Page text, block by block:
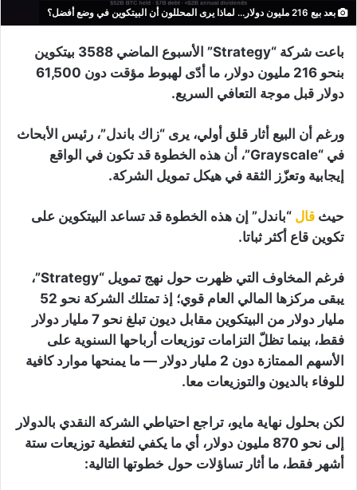
بعد بيع 216 مليون دولار… لماذا يرى المحللون أن البيتكوين في وضع أفضل؟
باعت شركة “Strategy” الأسبوع الماضي 3588 بيتكوين
بنحو 216 مليون دولار، ما أدّى لهبوط مؤقت دون 61,500
دولار قبل موجة التعافي السريع.
ورغم أن البيع أثار قلق أولي، يرى “زاك باندل”، رئيس الأبحاث
في “Grayscale”، أن هذه الخطوة قد تكون في الواقع
إيجابية وتعزّز الثقة في هيكل تمويل الشركة.
حيث قال “باندل” إن هذه الخطوة قد تساعد البيتكوين على
تكوين قاع أكثر ثباتا.
فرغم المخاوف التي ظهرت حول نهج تمويل “Strategy”،
يبقى مركزها المالي العام قوي؛ إذ تمتلك الشركة نحو 52
مليار دولار من البيتكوين مقابل ديون تبلغ نحو 7 مليار دولار
فقط، بينما تظلّ التزامات توزيعات أرباحها السنوية على
الأسهم الممتازة دون 2 مليار دولار — ما يمنحها موارد كافية
للوفاء بالديون والتوزيعات معا.
لكن بحلول نهاية مايو، تراجع احتياطي الشركة النقدي بالدولار
إلى نحو 870 مليون دولار، أي ما يكفي لتغطية توزيعات ستة
أشهر فقط، ما أثار تساؤلات حول خطوتها التالية: